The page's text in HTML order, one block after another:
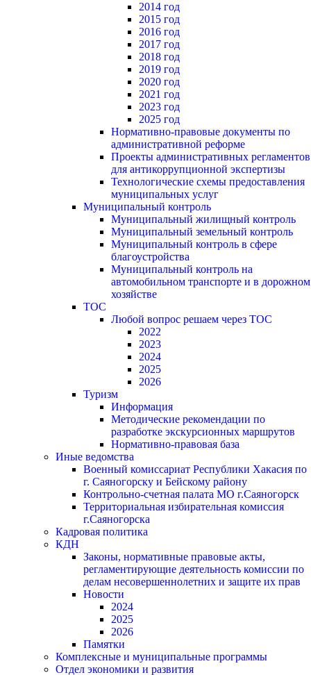
2014 год
2015 год
2016 год
2017 год
2018 год
2019 год
2020 год
2021 год
2023 год
2025 год
Нормативно-правовые документы по
административной реформе
Проекты административных регламентов
для антикоррупционной экспертизы
Технологические схемы предоставления
муниципальных услуг
Муниципальный контроль
Муниципальный жилищный контроль
Муниципальный земельный контроль
Муниципальный контроль в сфере
благоустройства
Муниципальный контроль на
автомобильном транспорте и в дорожном
хозяйстве
ТОС
Любой вопрос решаем через ТОС
2022
2023
2024
2025
2026
Туризм
Информация
Методические рекомендации по
разработке экскурсионных маршрутов
Нормативно-правовая база
Иные ведомства
Военный комиссариат Республики Хакасия по
г. Саяногорску и Бейскому району
Контрольно-счетная палата МО г.Саяногорск
Территориальная избирательная комиссия
г.Саяногорска
Кадровая политика
КДН
Законы, нормативные правовые акты,
регламентирующие деятельность комиссии по
делам несовершеннолетних и защите их прав
Новости
2024
2025
2026
Памятки
Комплексные и муниципальные программы
Отдел экономики и развития